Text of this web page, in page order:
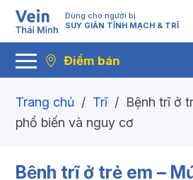
Dùng cho người bị
SUY GIÃN TĨNH MẠCH & TRĨ
Điểm bán
Trang chủ / Trĩ / Bệnh trĩ ở
phổ biến và nguy cơ
Bệnh trĩ ở trẻ em –